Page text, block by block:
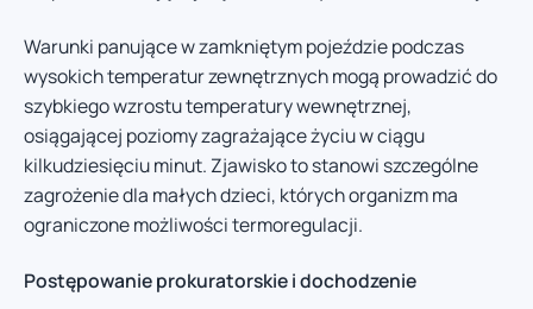
Warunki panujące w zamkniętym pojeździe podczas
wysokich temperatur zewnętrznych mogą prowadzić do
szybkiego wzrostu temperatury wewnętrznej,
osiągającej poziomy zagrażające życiu w ciągu
kilkudziesięciu minut. Zjawisko to stanowi szczególne
zagrożenie dla małych dzieci, których organizm ma
ograniczone możliwości termoregulacji.
Postępowanie prokuratorskie i dochodzenie